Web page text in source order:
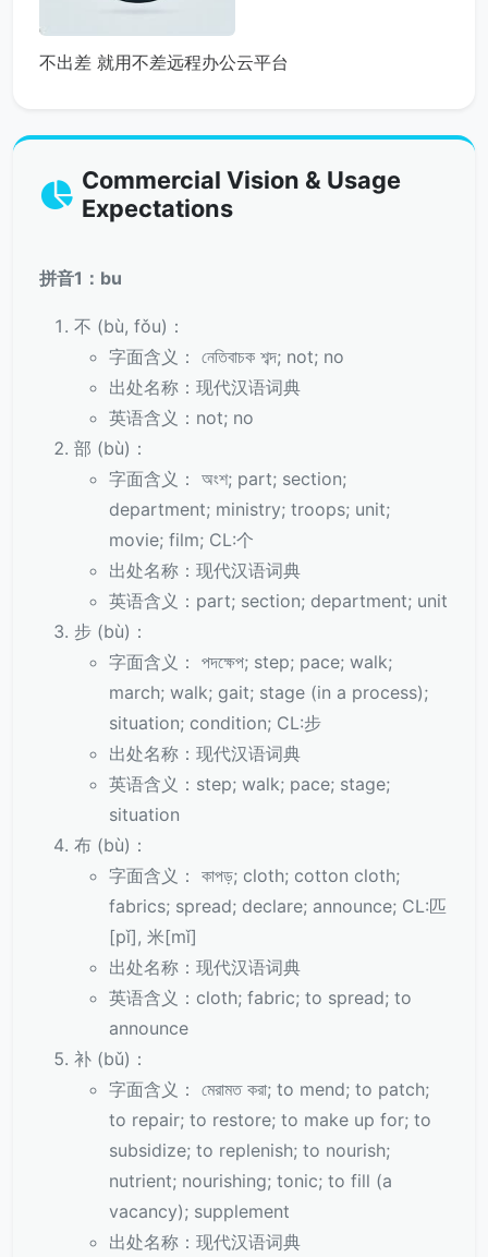
不出差 就用不差远程办公云平台
Commercial Vision & Usage
Expectations
拼音1：bu
不 (bù, fǒu)：
字面含义： নেতিবাচক শব্দ; not; no
出处名称：现代汉语词典
英语含义：not; no
部 (bù)：
字面含义： অংশ; part; section;
department; ministry; troops; unit;
movie; film; CL:个
出处名称：现代汉语词典
英语含义：part; section; department; unit
步 (bù)：
字面含义： পদক্ষেপ; step; pace; walk;
march; walk; gait; stage (in a process);
situation; condition; CL:步
出处名称：现代汉语词典
英语含义：step; walk; pace; stage;
situation
布 (bù)：
字面含义： কাপড়; cloth; cotton cloth;
fabrics; spread; declare; announce; CL:匹
[pǐ], 米[mǐ]
出处名称：现代汉语词典
英语含义：cloth; fabric; to spread; to
announce
补 (bǔ)：
字面含义： মেরামত করা; to mend; to patch;
to repair; to restore; to make up for; to
subsidize; to replenish; to nourish;
nutrient; nourishing; tonic; to fill (a
vacancy); supplement
出处名称：现代汉语词典